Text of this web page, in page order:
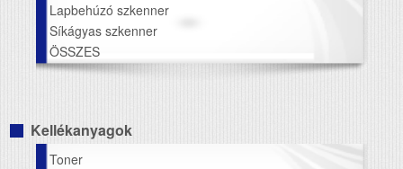
Lapbehúzó szkenner
Síkágyas szkenner
ÖSSZES
Kellékanyagok
Toner